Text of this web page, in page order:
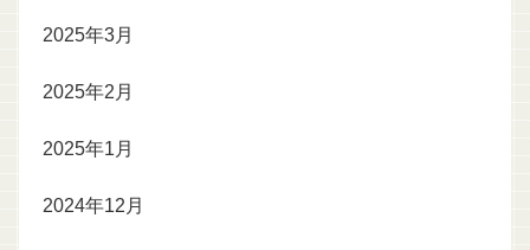
2025年3月
2025年2月
2025年1月
2024年12月